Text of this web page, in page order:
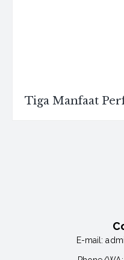
Tiga Manfaat
E-mail: